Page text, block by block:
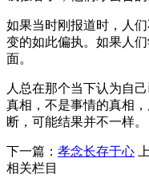
如果当时刚报道时，人
变的如此偏执。如果人
面。
人总在那个当下认为自
真相，不是事情的真相
断，可能结果并不一样。
下一篇： 孝念长存于心
相关栏目